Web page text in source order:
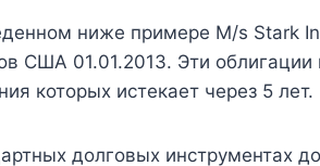
ниже примере M/s Stark
США 01.01.2013. Эти облигации
которых истекает через 5 лет.
долговых инструментах